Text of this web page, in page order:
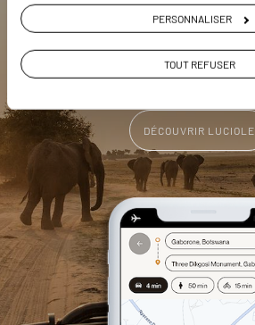
PERSONNALISER
TOUT REFUSER
géolocalisés
DÉCOUVRIR LUCIOLE